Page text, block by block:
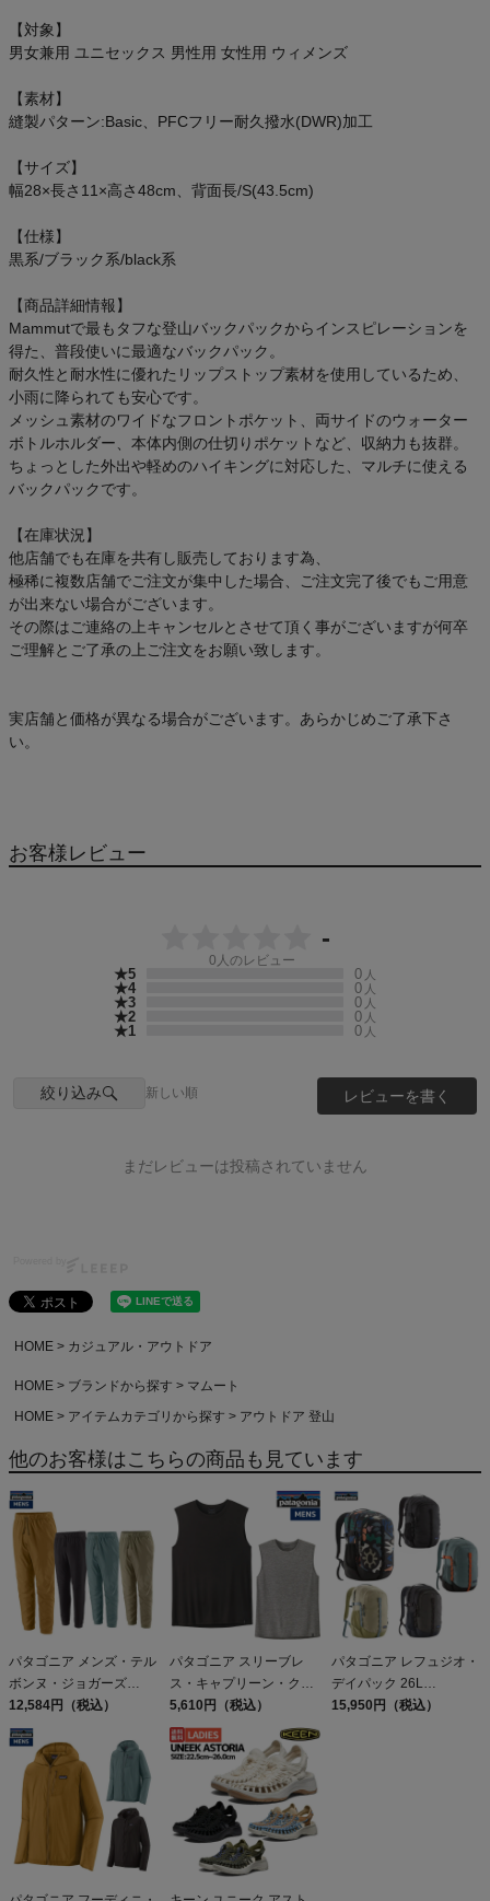
インフィット INFIT
サックス SAXX
オン On
ベースボールマリオ（野球商品）
お気に入り
ご利用ガイド
商品レビュー
プロテイン・サプリメントまとめ買い
スタッフコーディネート
【対象】
男女兼用 ユニセックス 男性用 女性用 ウィメンズ
【素材】
縫製パターン:Basic、PFCフリー耐久撥水(DWR)加工
【サイズ】
幅28×長さ11×高さ48cm、背面長/S(43.5cm)
【仕様】
黒系/ブラック系/black系
【商品詳細情報】
Mammutで最もタフな登山バックパックからインスピレーションを
得た、普段使いに最適なバックパック。
耐久性と耐水性に優れたリップストップ素材を使用しているため、
小雨に降られても安心です。
メッシュ素材のワイドなフロントポケット、両サイドのウォーター
ボトルホルダー、本体内側の仕切りポケットなど、収納力も抜群。
ちょっとした外出や軽めのハイキングに対応した、マルチに使える
バックパックです。
【在庫状況】
他店舗でも在庫を共有し販売しております為、
極稀に複数店舗でご注文が集中した場合、ご注文完了後でもご用意
が出来ない場合がございます。
その際はご連絡の上キャンセルとさせて頂く事がございますが何卒
ご理解とご了承の上ご注文をお願い致します。
実店舗と価格が異なる場合がございます。あらかじめご了承下さ
い。
お客様レビュー
-
0 人のレビュー
★5 0 人
★4 0 人
★3 0 人
★2 0 人
★1 0 人
絞り込み 新しい順 レビューを書く
まだレビューは投稿されていません
HOME カジュアル・アウトドア
HOME ブランドから探す
マムート
HOME
アイテムカテゴリから探す アウトドア 登山
他のお客様はこちらの商品も見ています
パタゴニア メンズ・テル
ボンヌ・ジョガーズ
PATAGONIA MS
TERREBONNE
JOGGERS
12,584円（税込）
パタゴニア スリーブレ
ス・キャプリーン・クー
ル・デイリー・シャツ
Patagonia Sleeveless
Capilene Cool Daily
5,610円（税込）
パタゴニア レフュジオ・
デイパック 26L
PATAGONIA REFUGIO
15,950円（税込）